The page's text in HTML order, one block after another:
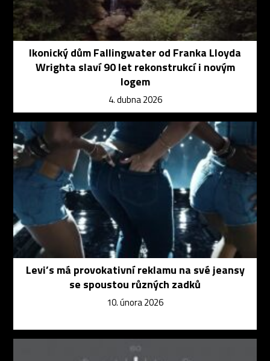
Ikonický dům Fallingwater od Franka Lloyda
Wrighta slaví 90 let rekonstrukcí i novým
logem
4. dubna 2026
Levi’s má provokativní reklamu na své jeansy
se spoustou různých zadků
10. února 2026